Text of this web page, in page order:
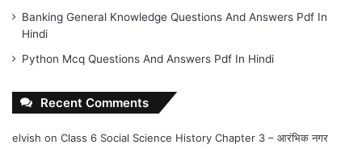
Banking General Knowledge Questions And Answers Pdf In
Hindi
Python Mcq Questions And Answers Pdf In Hindi
Recent Comments
elvish on Class 6 Social Science History Chapter 3 – आरंभिक नगर